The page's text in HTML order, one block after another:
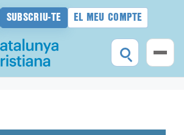
SUBSCRIU-TE EL MEU COMPTE